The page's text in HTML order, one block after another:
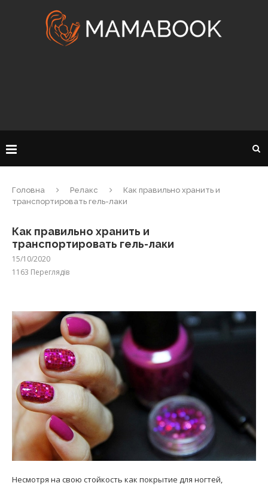
Головна Релакс
Как правильно хранить и
транспортировать гель-лаки
Как правильно хранить и
транспортировать гель-лаки
15/10/2020
1163 Переглядів
Несмотря на свою стойкость как покрытие для ногтей,